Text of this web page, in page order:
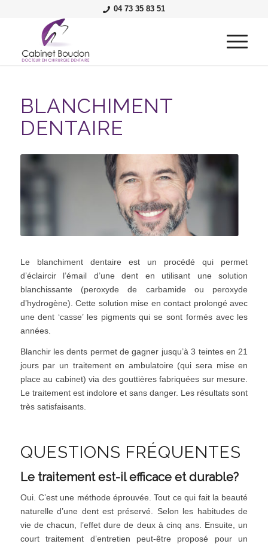
04 73 35 83 51
BLANCHIMENT
DENTAIRE
Blanchiment dentaire Royat-
Chamalières
Le blanchiment dentaire est un procédé qui permet
d’éclaircir l’émail d’une dent en utilisant une solution
blanchissante (peroxyde de carbamide ou peroxyde
d’hydrogène). Cette solution mise en contact prolongé avec
une dent ‘casse’ les pigments qui se sont formés avec les
années.
Blanchir les dents permet de gagner jusqu’à 3 teintes en 21
jours par un traitement en ambulatoire (qui sera mise en
place au cabinet) via des gouttières fabriquées sur mesure.
Le traitement est indolore et sans danger. Les résultats sont
très satisfaisants.
QUESTIONS FRÉQUENTES
Le traitement est-il efficace et durable?
Oui. C’est une méthode éprouvée. Tout ce qui fait la beauté
naturelle d’une dent est préservé. Selon les habitudes de
vie de chacun, l’effet dure de deux à cinq ans. Ensuite, un
court traitement d’entretien peut-être proposé pour un